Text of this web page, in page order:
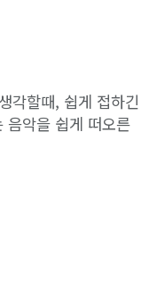
각할때, 쉽게 접하긴
음악을 쉽게 떠오른